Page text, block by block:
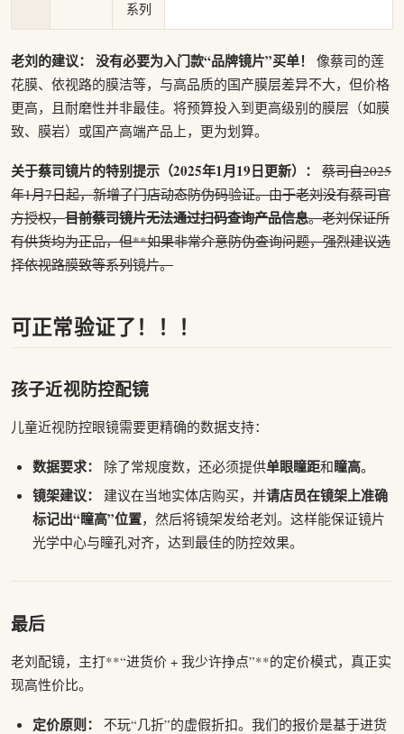
系列
老刘的建议： 没有必要为入门款“品牌镜片”买单！
像蔡司的莲
花膜、依视路的膜洁等，与高品质的国产膜层差异不大，但价格
更高，且耐磨性并非最佳。将预算投入到更高级别的膜层（如膜
致、膜岩）或国产高端产品上，更为划算。
关于蔡司镜片的特别提示（2025年1月19日更新）：
蔡司自2025
年1月7日起，新增了门店动态防伪码验证。由于老刘没有蔡司官
方授权，目前蔡司镜片无法通过扫码查询产品信息。老刘保证所
有供货均为正品，但**如果非常介意防伪查询问题，强烈建议选
择依视路膜致等系列镜片。
可正常验证了！！！
孩子近视防控配镜
儿童近视防控眼镜需要更精确的数据支持：
数据要求： 除了常规度数，还必须提供单眼瞳距和瞳高。
镜架建议： 建议在当地实体店购买，并请店员在镜架上准确
标记出“瞳高”位置，然后将镜架发给老刘。这样能保证镜片
光学中心与瞳孔对齐，达到最佳的防控效果。
最后
老刘配镜，主打**“进货价 + 我少许挣点”**的定价模式，真正实
现高性价比。
定价原则： 不玩“几折”的虚假折扣。我们的报价是基于进货